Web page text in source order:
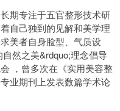
期专注于五官整形技术研
自己独到的见解和美学理
美者自身脸型、气质设
然之美&rdquo;理念倡导
，曾多次在《实用美容整
业期刊上发表数篇学术论